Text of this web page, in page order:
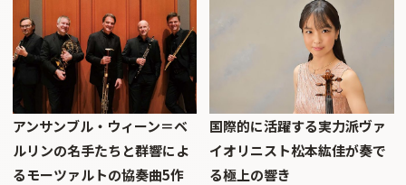
アンサンブル・ウィーン＝ベ
ルリンの名手たちと群響によ
るモーツァルトの協奏曲5作
国際的に活躍する実力派ヴァ
イオリニスト松本紘佳が奏で
る極上の響き